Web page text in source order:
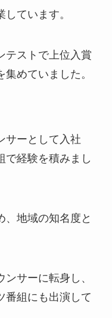
ています。
テストで上位入賞
めていました。
サーとして入社
で経験を積みまし
、地域の知名度と
サーに転身し、
番組にも出演して